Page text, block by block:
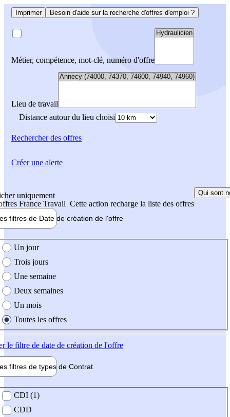
Imprimer Besoin d'aide sur la recherche d'offres d'emploi ?
Métier, compétence, mot-clé, numéro d'offre
Lieu de travail
Distance autour du lieu choisi
Rechercherdes offres
uniquement
France Travail Cette action recharge la liste des offres
Qui sont
filtres de Date de création de l'offre
création de l'offre
Un jour
Trois jours
Une semaine
Deux semaines
Un mois
Toutes les offres
le filtre de date de création de l'offre
filtres de types de Contrat
contrat
CDI (1)
CDD
Créer une alerte